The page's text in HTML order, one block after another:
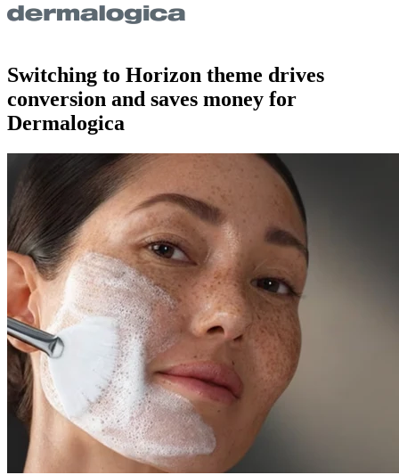
Switching to Horizon theme drives
conversion and saves money for
Dermalogica